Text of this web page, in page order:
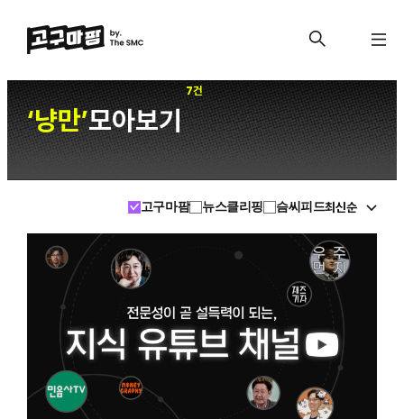
‘냥만’모아보기
7건
고구마팜 뉴스클리핑 슴씨피드최신순